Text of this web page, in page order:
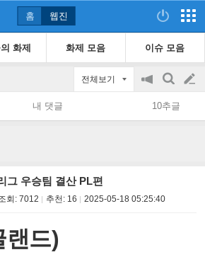
홈 웹진
화제 화제 모음 이슈 모음
전체보기
공
지
on/off
검
색
글
쓰
내 댓글 10추글
그 우승팀 결산 PL편
회: 7012 추천: 16 2025-05-18 05:25:40
랜드)